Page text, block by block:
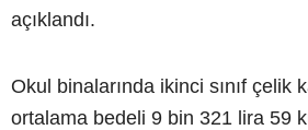
açıklandı.
Okul binalarında ikinci sınıf çelik
ortalama bedeli 9 bin 321 lira 59